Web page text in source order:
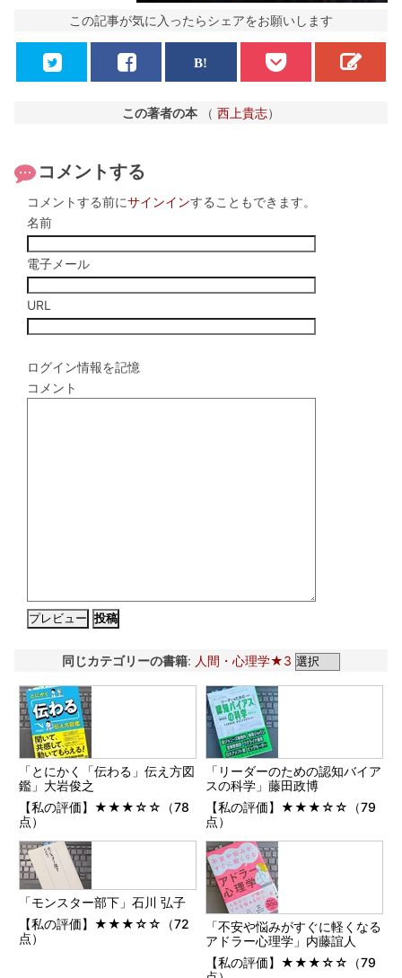
この記事が気に入ったらシェアをお願いします
この著者の本 （ 西上貴志）
コメントする
コメントする前にサインインすることもできます。
名前
電子メール
URL
ログイン情報を記憶
コメント
同じカテゴリーの書籍: 人間・心理学★3
「とにかく「伝わる」伝え方図
鑑」大岩俊之
【私の評価】★★★☆☆（78
点）
「リーダーのための認知バイア
スの科学」藤田政博
【私の評価】★★★☆☆（79
点）
「モンスター部下」石川 弘子
【私の評価】★★★☆☆（72
点）
「不安や悩みがすぐに軽くなる
アドラー心理学」内藤誼人
【私の評価】★★★☆☆（79